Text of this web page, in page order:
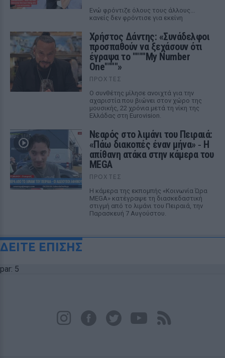
Ενώ φρόντιζε όλους τους άλλους...
κανείς δεν φρόντισε για εκείνη
Χρήστος Δάντης: «Συνάδελφοι
προσπαθούν να ξεχάσουν ότι
έγραψα το """"My Number
One""""»
ΠΡΟΧΤΈΣ
Ο συνθέτης μίλησε ανοιχτά για την
αχαριστία που βιώνει στον χώρο της
μουσικής, 22 χρόνια μετά τη νίκη της
Ελλάδας στη Eurovision.
Νεαρός στο λιμάνι του Πειραιά:
«Πάω διακοπές έναν μήνα» ‑ Η
απίθανη ατάκα στην κάμερα του
MEGA
ΠΡΟΧΤΈΣ
Η κάμερα της εκπομπής «Κοινωνία Ώρα
MEGA» κατέγραψε τη διασκεδαστική
στιγμή από το λιμάνι του Πειραιά, την
Παρασκευή 7 Αυγούστου.
ΔΕΙΤΕ ΕΠΙΣΗΣ
par: 5